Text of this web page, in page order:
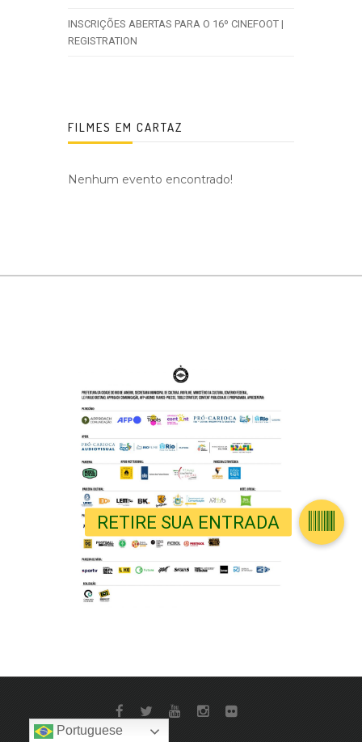
INSCRIÇÕES ABERTAS PARA O 16º CINEFOOT |
REGISTRATION
FILMES EM CARTAZ
Nenhum evento encontrado!
Portuguese